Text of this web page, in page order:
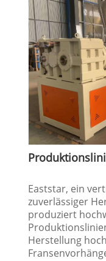
Eaststar, ein
zuverlässiger
produziert
Herstellung